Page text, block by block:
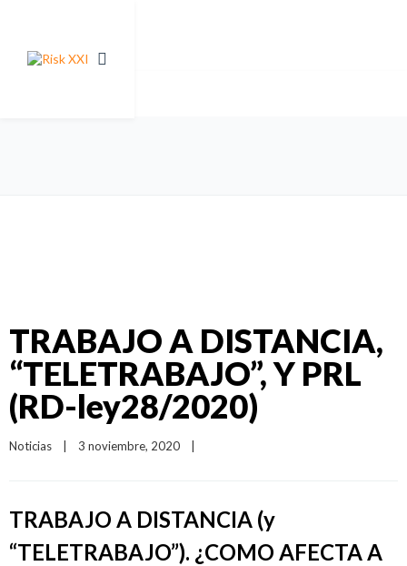
TRABAJO A DISTANCIA,
“TELETRABAJO”, Y PRL
(RD-ley28/2020)
Noticias 3 noviembre, 2020
TRABAJO A DISTANCIA (y
“TELETRABAJO”). ¿COMO AFECTA A